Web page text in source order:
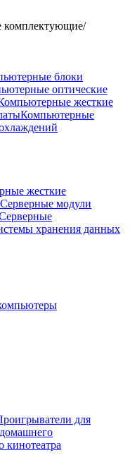
комплектующие/
блоки
оптические
жесткие
Компьютерные
жесткие
Серверные модули
хранения данных
для
кинотеатра